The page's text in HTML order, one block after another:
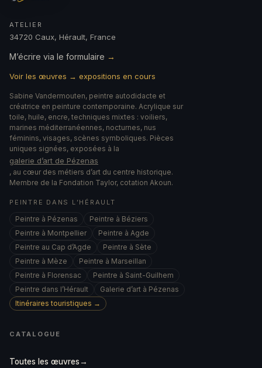
ATELIER
34720 Caux, Hérault, France
M’écrire via le formulaire →
Voir les œuvres → expositions en cours
Sabine Vandermouten, peintre autodidacte et
créatrice en peinture contemporaine. Acrylique sur
toile, huile, encre, techniques mixtes : voiliers,
marines méditerranéennes, nocturnes, nus
féminins, visages, scènes symboliques. Pièces
uniques signées, exposées à la
galerie d’art de Pézenas
, au cœur des métiers d’art du centre historique.
Membre de la Fondation Taylor, cotation Akoun.
PEINTRE DANS L’HÉRAULT
Peintre à Pézenas
Peintre à Béziers
Peintre à Montpellier
Peintre à Agde
Peintre au Cap d’Agde
Peintre à Sète
Peintre à Mèze
Peintre à Marseillan
Peintre à Florensac
Peintre à Saint-Guilhem
Peintre dans l’Hérault
Galerie d’art à Pézenas
Itinéraires touristiques →
CATALOGUE
Toutes les œuvres→